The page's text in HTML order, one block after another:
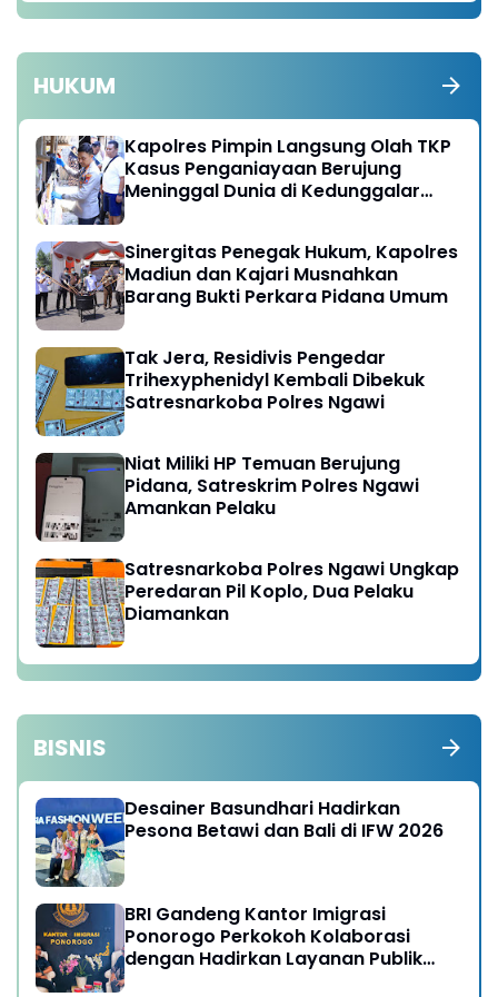
HUKUM
Kapolres Pimpin Langsung Olah TKP
Kasus Penganiayaan Berujung
Meninggal Dunia di Kedunggalar
Sinergitas Penegak Hukum, Kapolres
Madiun dan Kajari Musnahkan
Barang Bukti Perkara Pidana Umum
Tak Jera, Residivis Pengedar
Trihexyphenidyl Kembali Dibekuk
Satresnarkoba Polres Ngawi
Niat Miliki HP Temuan Berujung
Pidana, Satreskrim Polres Ngawi
Amankan Pelaku
Satresnarkoba Polres Ngawi Ungkap
Peredaran Pil Koplo, Dua Pelaku
Diamankan
BISNIS
Desainer Basundhari Hadirkan
Pesona Betawi dan Bali di IFW 2026
BRI Gandeng Kantor Imigrasi
Ponorogo Perkokoh Kolaborasi
dengan Hadirkan Layanan Publik